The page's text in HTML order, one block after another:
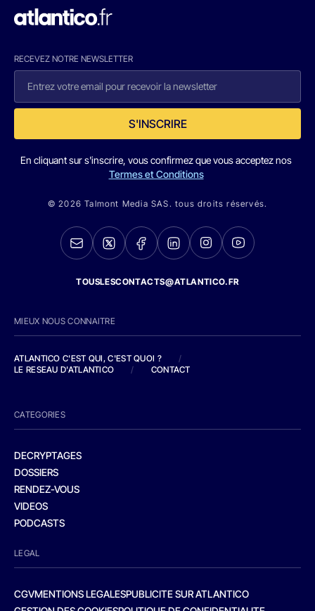
RECEVEZ NOTRE NEWSLETTER
S'INSCRIRE
En cliquant sur s'inscrire, vous confirmez que vous acceptez nos
Termes et Conditions
© 2026 Talmont Media SAS. tous droits réservés.
TOUSLESCONTACTS@ATLANTICO.FR
MIEUX NOUS CONNAITRE
ATLANTICO C'EST QUI, C'EST QUOI ?
/
LE RESEAU D'ATLANTICO
/ CONTACT
CATEGORIES
DECRYPTAGES
DOSSIERS
RENDEZ-VOUS
VIDEOS
PODCASTS
LEGAL
CGVMENTIONS LEGALESPUBLICITE SUR ATLANTICO